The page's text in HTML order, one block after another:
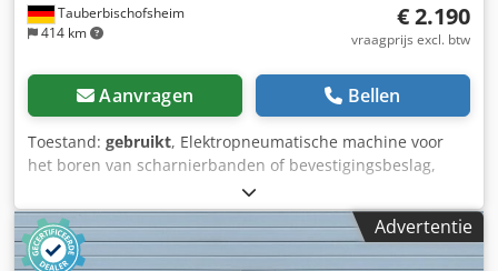
Tauberbischofsheim
414 km
€ 2.190
vraagprijs excl. btw
Aanvragen Bellen
Toestand: gebruikt, Elektropneumatische machine voor
het boren van scharnierbanden of bevestigingsbeslag,
type BS van Schafberger+Sprödhuber, voor het boren van
scharnierbanden of bevestigingsbeslag met mechanische
centrering. Technische gegevens: Codpfx Ajzrytxsg Eeha -
Technische gegevens: op aanvraag
Advertentie